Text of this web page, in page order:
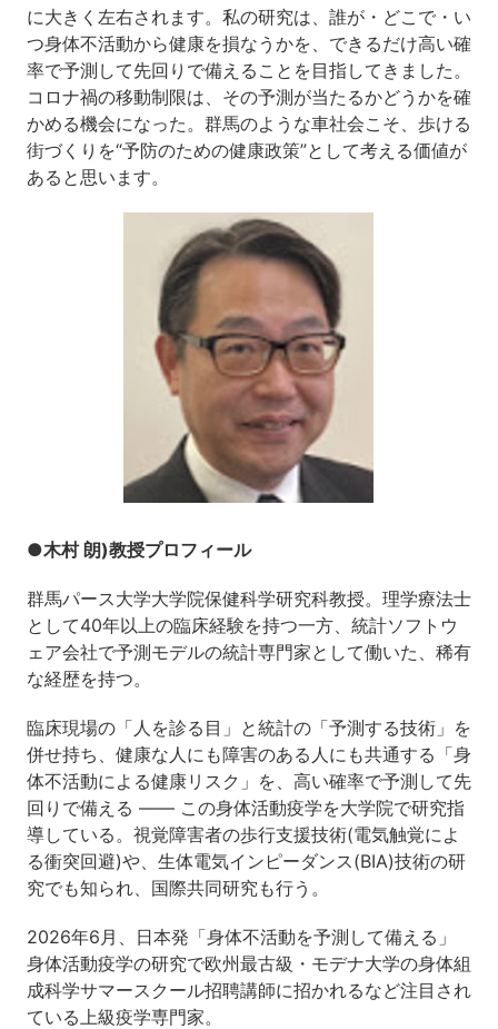
に大きく左右されます。私の研究は、誰が・どこで・い
つ身体不活動から健康を損なうかを、できるだけ高い確
率で予測して先回りで備えることを目指してきました。
コロナ禍の移動制限は、その予測が当たるかどうかを確
かめる機会になった。群馬のような車社会こそ、歩ける
街づくりを“予防のための健康政策”として考える価値が
あると思います。
●木村 朗)教授プロフィール
群馬パース大学大学院保健科学研究科教授。理学療法士
として40年以上の臨床経験を持つ一方、統計ソフトウ
ェア会社で予測モデルの統計専門家として働いた、稀有
な経歴を持つ。
臨床現場の「人を診る目」と統計の「予測する技術」を
併せ持ち、健康な人にも障害のある人にも共通する「身
体不活動による健康リスク」を、高い確率で予測して先
回りで備える ―― この身体活動疫学を大学院で研究指
導している。視覚障害者の歩行支援技術(電気触覚によ
る衝突回避)や、生体電気インピーダンス(BIA)技術の研
究でも知られ、国際共同研究も行う。
2026年6月、日本発「身体不活動を予測して備える」
身体活動疫学の研究で欧州最古級・モデナ大学の身体組
成科学サマースクール招聘講師に招かれるなど注目され
ている上級疫学専門家。